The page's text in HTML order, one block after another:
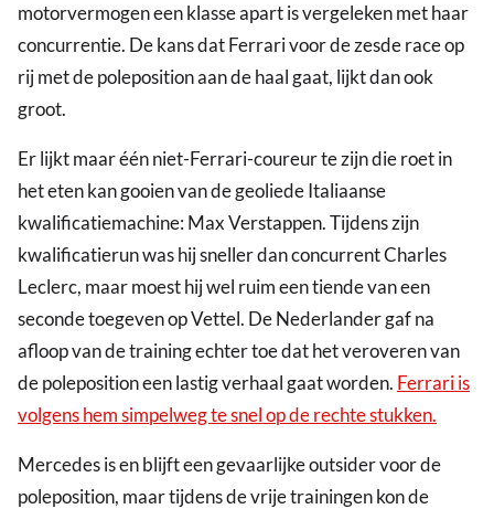
motorvermogen een klasse apart is vergeleken met haar
concurrentie. De kans dat Ferrari voor de zesde race op
rij met de poleposition aan de haal gaat, lijkt dan ook
groot.
Er lijkt maar één niet-Ferrari-coureur te zijn die roet in
het eten kan gooien van de geoliede Italiaanse
kwalificatiemachine: Max Verstappen. Tijdens zijn
kwalificatierun was hij sneller dan concurrent Charles
Leclerc, maar moest hij wel ruim een tiende van een
seconde toegeven op Vettel. De Nederlander gaf na
afloop van de training echter toe dat het veroveren van
de poleposition een lastig verhaal gaat worden. Ferrari is
volgens hem simpelweg te snel op de rechte stukken.
Mercedes is en blijft een gevaarlijke outsider voor de
poleposition, maar tijdens de vrije trainingen kon de